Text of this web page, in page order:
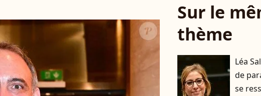
Sur le
thème
Léa
de
se